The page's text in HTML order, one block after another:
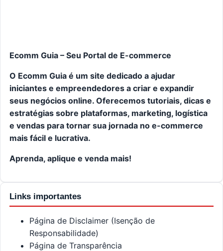
Ecomm Guia – Seu Portal de E-commerce
O Ecomm Guia é um site dedicado a ajudar
iniciantes e empreendedores a criar e expandir
seus negócios online. Oferecemos tutoriais, dicas e
estratégias sobre plataformas, marketing, logística
e vendas para tornar sua jornada no e-commerce
mais fácil e lucrativa.
Aprenda, aplique e venda mais!
Links importantes
Página de Disclaimer (Isenção de
Responsabilidade)
Página de Transparência